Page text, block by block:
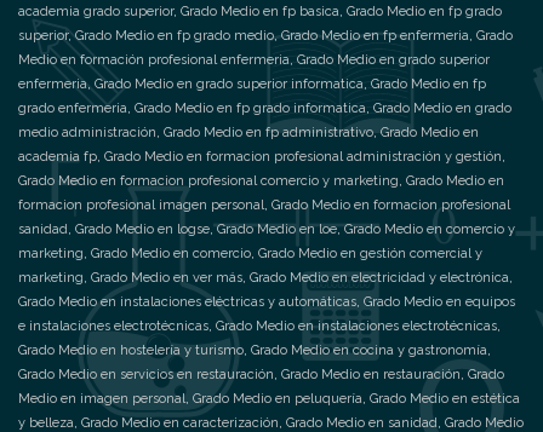
academia grado superior, Grado Medio en fp basica, Grado Medio en fp grado
superior,Grado Medio en fp grado medio,Grado Medio en fp enfermeria, Grado
Medio en formación profesional enfermeria, Grado Medio en grado superior
enfermeria, Grado Medio en grado superior informatica, Grado Medio en fp
grado enfermeria, Grado Medio en fp grado informatica, Grado Medio en grado
medio administración, Grado Medio en fp administrativo,Grado Medio en
academia fp, Grado Medio en formacion profesional administración y gestión,
Grado Medio en formacion profesional comercio y marketing, Grado Medio en
formacion profesional imagen personal, Grado Medio en formacion profesional
sanidad, Grado Medio en logse,Grado Medio en loe,Grado Medio en comercio y
marketing, Grado Medio en comercio, Grado Medio en gestión comercial y
marketing, Grado Medio en ver más, Grado Medio en electricidad y electrónica,
Grado Medio en instalaciones eléctricas y automáticas, Grado Medio en equipos
e instalaciones electrotécnicas, Grado Medio en instalaciones electrotécnicas,
Grado Medio en hostelería y turismo, Grado Medio en cocina y gastronomía,
Grado Medio en servicios en restauración, Grado Medio en restauración,Grado
Medio en imagen personal, Grado Medio en peluquería, Grado Medio en estética
y belleza, Grado Medio en caracterización, Grado Medio en sanidad, Grado Medio